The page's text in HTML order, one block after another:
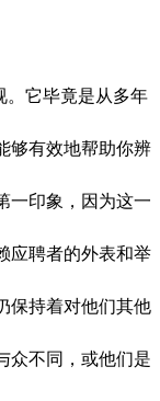
。它毕竟是从多年
够有效地帮助你辨
一印象，因为这一
应聘者的外表和举
保持着对他们其他
众不同，或他们是